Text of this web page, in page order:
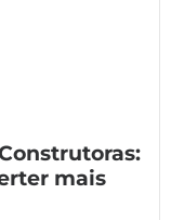
mais